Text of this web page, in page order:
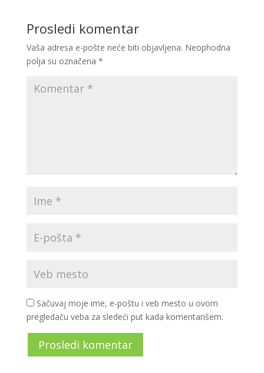
Prosledi komentar
Vaša adresa e-pošte neće biti objavljena. Neophodna
polja su označena *
Sačuvaj moje ime, e-poštu i veb mesto u ovom
pregledaču veba za sledeći put kada komentarišem.
Prosledi komentar